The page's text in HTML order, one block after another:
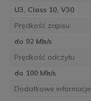
U3, Class 10, V30
Prędkość zapisu
do 92 Mb/s
Prędkość odczytu
do 100 Mb/s
Dodatkowe informacje